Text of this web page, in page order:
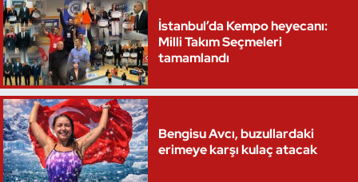
İstanbul’da Kempo heyecanı:
Milli Takım Seçmeleri
tamamlandı
Bengisu Avcı, buzullardaki
erimeye karşı kulaç atacak
Sualtı Sporları
Tekvando
Tenis
Triatlon
Voleybol